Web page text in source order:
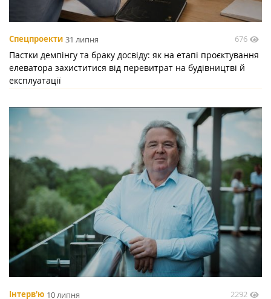
Спецпроекти 31 липня 676
Пастки демпінгу та браку досвіду: як на етапі проєктування
елеватора захиститися від перевитрат на будівництві й
експлуатації
Інтерв'ю 10 липня 2292